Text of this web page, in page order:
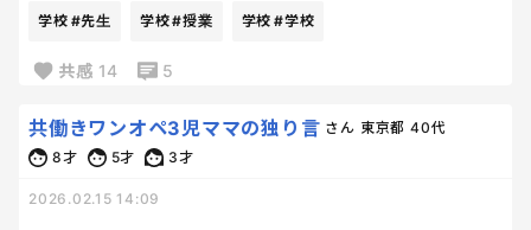
才と3才が取り合ってるの？
意味が追い付かない。
しかもちょっと汚れてる。
何の汚れ？
学校 #先生 学校#授業 学校 #学校
共感 14 5
共働きワンオペ3児ママの独り言 さん 東京都 40代
8才
5才 3才
2026.02.15 14:09